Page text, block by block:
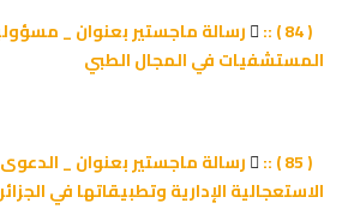
رسالة ماجستير بعنوان _ مسؤولية
المستشفيات في المجال الطبي
رسالة ماجستير بعنوان _ الدعوى
الاستعجالية الإدارية وتطبيقاتها في الجزائر